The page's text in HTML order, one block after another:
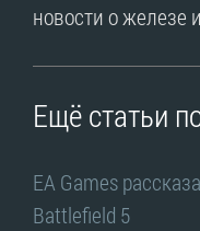
новости о железе
Ещё статьи
EA Games
Battlefield 5